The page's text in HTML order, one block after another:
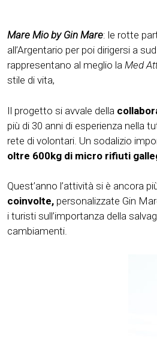
Mare Mio by Gin Mare: le rotte
all’Argentario per poi dirigersi a
rappresentano al meglio la Med
stile di vita,
Il progetto si avvale della
più di 30 anni di esperienza nella
rete di volontari. Un sodalizio
oltre 600kg di micro rifiuti
Quest’anno l’attività si è ancora
coinvolte, personalizzate Gin
i turisti sull’importanza della
cambiamenti.